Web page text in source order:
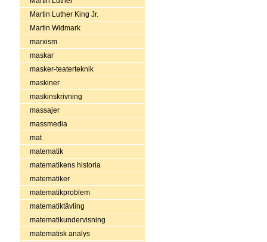
Martin Luther King Jr.
Martin Widmark
marxism
maskar
masker-teaterteknik
maskiner
maskinskrivning
massajer
massmedia
mat
matematik
matematikens historia
matematiker
matematikproblem
matematiktävling
matematikundervisning
matematisk analys